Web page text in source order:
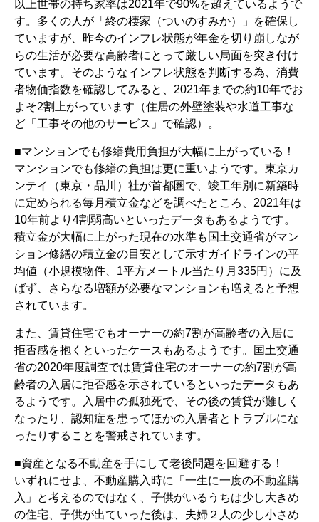
以上世帯の持ち家率は2021年で90%を超えているようで
す。多くの人が「終の棲家（ついのすみか）」を確保し
ていますが、昨今のインフレ状態が年金を切り崩しなが
らの生活が必要な高齢者にとって厳しい局面を突き付け
ています。そのようなインフレ状態を判断する為、消費
者物価指数を確認してみると、2021年までの約10年でお
よそ2割上がっています（住居の外壁塗装や水道工事な
ど「工事その他のサービス」で確認）。
■マンションでも修繕費用負担が大幅に上がっている！
マンションでも修繕の負担は更に重いようです。東京カ
ンテイ（東京・品川）社が首都圏で、竣工年別に新築時
に定められる毎月積立金などを調べたところ、2021年は
10年前より4割弱高いといったデータもあるようです。
積立金が大幅に上がった現在の水準も国土交通省がマン
ション修繕の積立金の目安として示すガイドラインの平
均値（小規模物件、1平方メートル当たり月335円）に及
ばず、さらなる増額が必要なマンションも増えると予想
されています。
また、賃貸住宅でもオーナーの約7割が高齢者の入居に
拒否感を抱くといったケースもあるようです。国土交通
省の2020年度調査では賃貸住宅のオーナーの約7割が高
齢者の入居に拒否感を示されているといったデータもあ
るようです。入居中の孤独死で、その後の賃貸が難しく
なったり、認知症を患ってほかの入居者とトラブルにな
ったりすることを警戒されています。
■資産となる不動産を手にして老後問題を回避する！
いずれにせよ、不動産購入時に「一生に一度の不動産購
入」と考えるのではなく、子供がいるうちは少し大きめ
の住宅、子供が出ていった後は、夫婦２人の少し小さめ